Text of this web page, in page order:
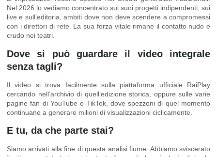
Nel 2026 lo vediamo concentrato sui suoi progetti indipendenti, sui
live e sull’editoria, ambiti dove non deve scendere a compromessi
con i direttori di rete. La sua forza vitale rimane il contatto nudo e
crudo nei teatri.
Dove si può guardare il video integrale
senza tagli?
Il video si trova facilmente sulla piattaforma ufficiale RaiPlay
cercando nell’archivio di quell’edizione storica, oppure sulle varie
pagine fan di YouTube e TikTok, dove spezzoni di quel momento
continuano a generare milioni di visualizzazioni ciclicamente.
E tu, da che parte stai?
Siamo arrivati alla fine di questa analisi fiume. Abbiamo sviscerato